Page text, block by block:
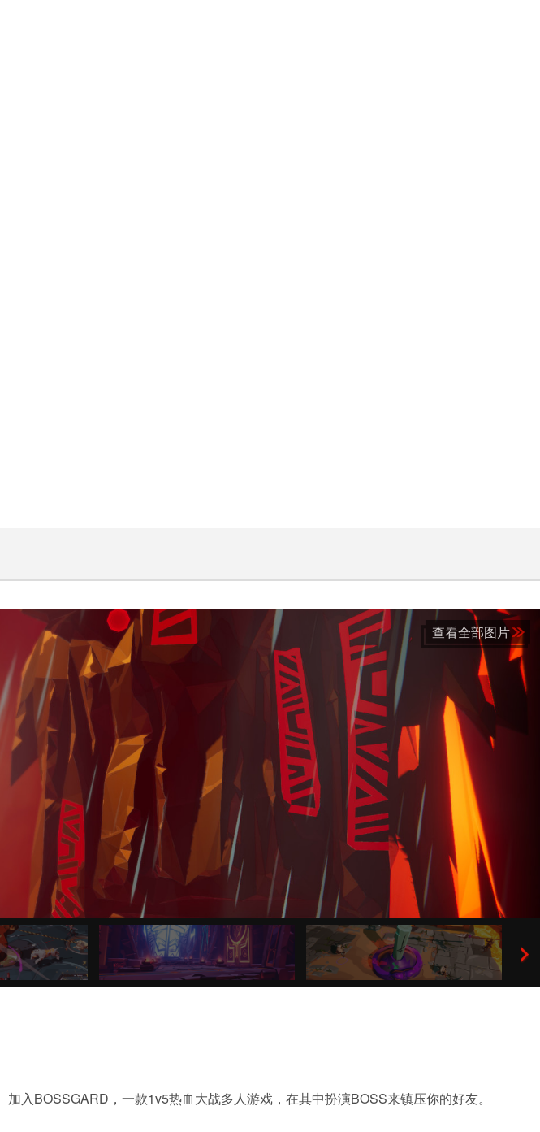
查看全部图片
入BOSSGARD，一款1v5热血大战多人游戏，在其中扮演BOSS来镇压你的好友。